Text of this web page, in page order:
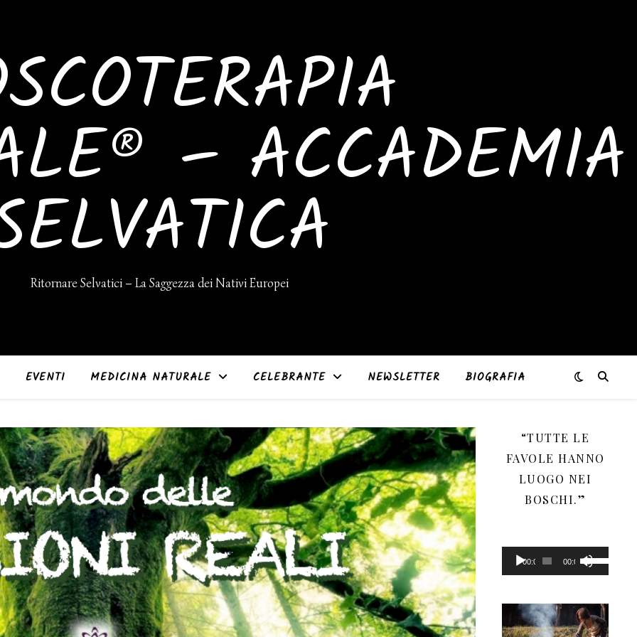
– ACCADEMIA
Ritornare Selvatici – La Saggezza dei Nativi Europei
EVENTI MEDICINA NATURALE CELEBRANTE NEWSLETTER BIOGRAFIA
“TUTTE LE
FAVOLE HANNO
LUOGO NEI
BOSCHI.”
Audio
Player00:00 00:00 i
tasti
per
aumentare
o